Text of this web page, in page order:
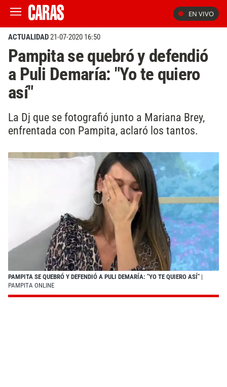
EN VIVO
ACTUALIDAD21-07-2020 16:50
Pampita se quebró y defendió
a Puli Demaría: "Yo te quiero
así"
La Dj que se fotografió junto a Mariana Brey,
enfrentada con Pampita, aclaró los tantos.
PAMPITA SE QUEBRÓ Y DEFENDIÓ A PULI DEMARÍA: "YO TE QUIERO ASÍ" |
PAMPITA ONLINE